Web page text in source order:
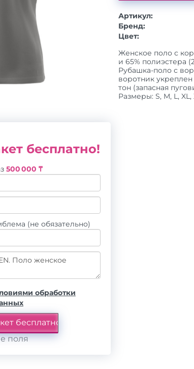
бесплатно!
500 000 ₸
(не обязательно)
обработки
поля
Артикул:
Бренд:
Цвет:
Женское поло с
и 65% полиэстера
Рубашка-поло с
воротник
тон (запасная
Размеры: S, M, L, XL,